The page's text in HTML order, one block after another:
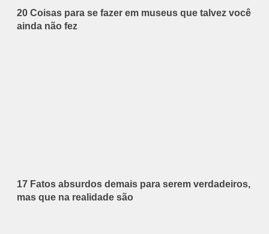
20 Coisas para se fazer em museus que talvez você
ainda não fez
17 Fatos absurdos demais para serem verdadeiros,
mas que na realidade são